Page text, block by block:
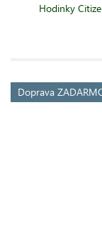
Hodinky
Doprava